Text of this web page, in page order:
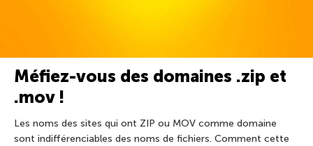
Méfiez-vous des domaines .zip et
.mov !
Les noms des sites qui ont ZIP ou MOV comme domaine
sont indifférenciables des noms de fichiers. Comment cette